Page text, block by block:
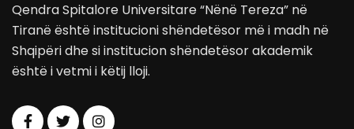
Qendra Spitalore Universitare “Nënë Tereza” në
Tiranë është institucioni shëndetësor më i madh në
Shqipëri dhe si institucion shëndetësor akademik
është i vetmi i këtij lloji.